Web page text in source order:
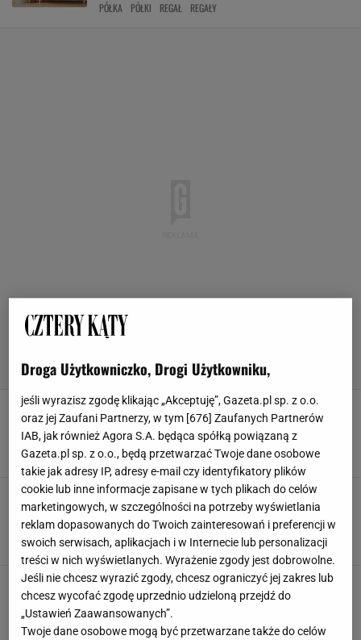
PÓŁKA PÓŁKI REGAŁ REGAŁY
Ponad 650 pozytywnych opinii. Półka Sinsay
wygląda jak od projektanta, a kosztuje tylko
49,99 zł
PÓŁKA PÓŁKI REGAŁ REGAŁY
Ta szafka Sinsay wygląda jak z ekskluzywnej
kolekcji, a cena jest śmiesznie niska.
Przepadłam, gdy ją zobaczyłam
MEBLE REGAŁY SYPIALNIA SZAFKA
Ta półka z Sinsay to sprytny dodatek. Wygląda
stylowo i można go przesunąć jednym palcem
MEBLE PÓŁKI REGAŁY
Droga Użytkowniczko, Drogi Użytkowniku,
jeśli wyrazisz zgodę klikając „Akceptuję”, Gazeta.pl sp. z o.o.
oraz jej Zaufani Partnerzy, w tym [676] Zaufanych Partnerów
IAB, jak również Agora S.A. będąca spółką powiązaną z
Gazeta.pl sp. z o.o., będą przetwarzać Twoje dane osobowe
takie jak adresy IP, adresy e-mail czy identyfikatory plików
cookie lub inne informacje zapisane w tych plikach do celów
marketingowych, w szczególności na potrzeby wyświetlania
reklam dopasowanych do Twoich zainteresowań i preferencji w
swoich serwisach, aplikacjach i w Internecie lub personalizacji
treści w nich wyświetlanych. Wyrażenie zgody jest dobrowolne.
Jeśli nie chcesz wyrazić zgody, chcesz ograniczyć jej zakres lub
chcesz wycofać zgodę uprzednio udzieloną przejdź do
„Ustawień Zaawansowanych”.
Twoje dane osobowe mogą być przetwarzane także do celów